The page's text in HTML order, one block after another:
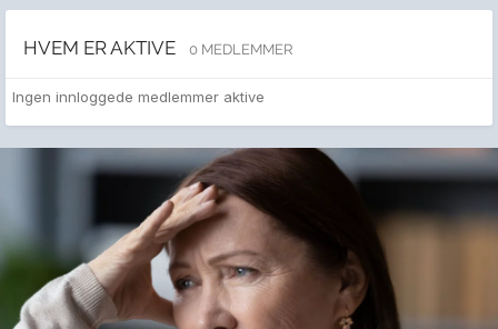
HVEM ER AKTIVE 0 MEDLEMMER
Ingen innloggede medlemmer aktive